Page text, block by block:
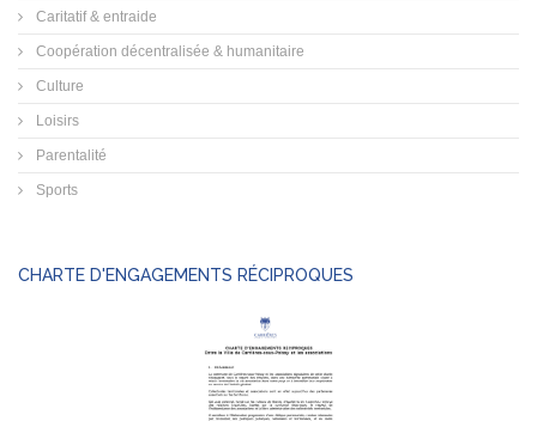
Caritatif & entraide
Coopération décentralisée & humanitaire
Culture
Loisirs
Parentalité
Sports
CHARTE D'ENGAGEMENTS RÉCIPROQUES